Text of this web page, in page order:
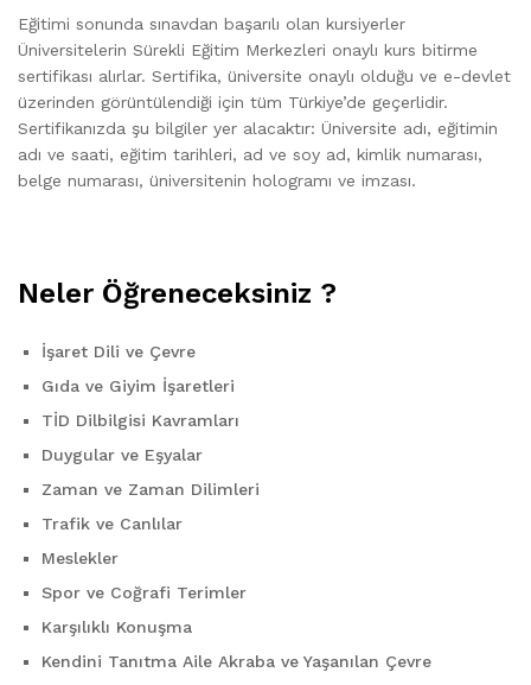
Eğitimi sonunda sınavdan başarılı olan kursiyerler
Üniversitelerin Sürekli Eğitim Merkezleri onaylı kurs bitirme
sertifikası alırlar. Sertifika, üniversite onaylı olduğu ve e-devlet
üzerinden görüntülendiği için tüm Türkiye’de geçerlidir.
Sertifikanızda şu bilgiler yer alacaktır: Üniversite adı, eğitimin
adı ve saati, eğitim tarihleri, ad ve soy ad, kimlik numarası,
belge numarası, üniversitenin hologramı ve imzası.
Neler Öğreneceksiniz ?
İşaret Dili ve Çevre
Gıda ve Giyim İşaretleri
TİD Dilbilgisi Kavramları
Duygular ve Eşyalar
Zaman ve Zaman Dilimleri
Trafik ve Canlılar
Meslekler
Spor ve Coğrafi Terimler
Karşılıklı Konuşma
Kendini Tanıtma Aile Akraba ve Yaşanılan Çevre